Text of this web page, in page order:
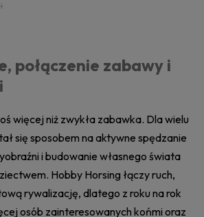
połączenie zabawy i
więcej niż zwykła zabawka. Dla wielu
się sposobem na aktywne spędzanie
i budowanie własnego świata
Hobby Horsing łączy ruch,
rywalizację, dlatego z roku na rok
osób zainteresowanych końmi oraz